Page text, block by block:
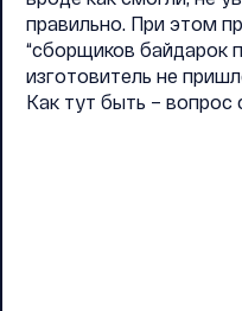
правильно. При этом
“сборщиков байдарок
изготовитель не
Как тут быть – вопрос